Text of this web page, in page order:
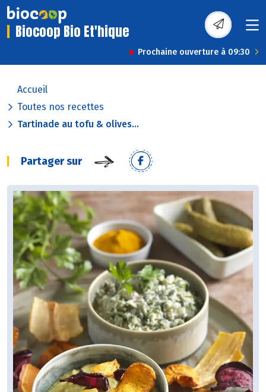
Biocoop Bio Et'hique
Prochaine ouverture à 09:30
Accueil
Toutes nos recettes
Tartinade au tofu & olives...
Partager sur